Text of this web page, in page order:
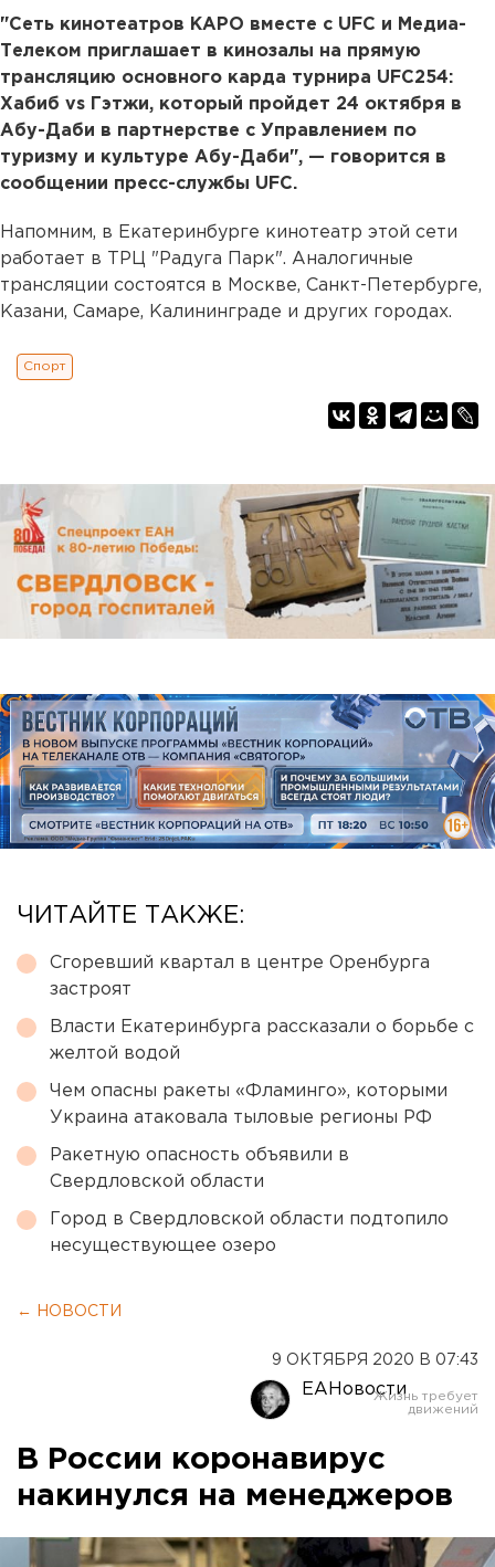
"Сеть кинотеатров КАРО вместе с UFC и Медиа-
Телеком приглашает в кинозалы на прямую
трансляцию основного карда турнира UFC254:
Хабиб vs Гэтжи, который пройдет 24 октября в
Абу-Даби в партнерстве с Управлением по
туризму и культуре Абу-Даби", — говорится в
сообщении пресс-службы UFC.
Напомним, в Екатеринбурге кинотеатр этой сети
работает в ТРЦ "Радуга Парк". Аналогичные
трансляции состоятся в Москве, Санкт-Петербурге,
Казани, Самаре, Калининграде и других городах.
Спорт
ЧИТАЙТЕ ТАКЖЕ:
Сгоревший квартал в центре Оренбурга
застроят
Власти Екатеринбурга рассказали о борьбе с
желтой водой
Чем опасны ракеты «Фламинго», которыми
Украина атаковала тыловые регионы РФ
Ракетную опасность объявили в
Свердловской области
Город в Свердловской области подтопило
несуществующее озеро
← НОВОСТИ
9 ОКТЯБРЯ 2020 В 07:43
ЕАНовости
В России коронавирус
накинулся на менеджеров